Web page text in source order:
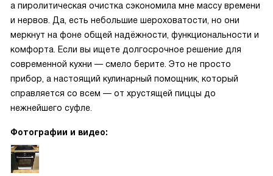
а пиролитическая очистка сэкономила мне массу времени
и нервов. Да, есть небольшие шероховатости, но они
меркнут на фоне общей надёжности, функциональности и
комфорта. Если вы ищете долгосрочное решение для
современной кухни — смело берите. Это не просто
прибор, а настоящий кулинарный помощник, который
справляется со всем — от хрустящей пиццы до
нежнейшего суфле.
Фотографии и видео: